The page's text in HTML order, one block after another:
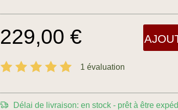
27.0
229,00 €
1 évaluation
Délai de livraison: en stock - prêt à être